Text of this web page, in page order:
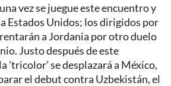
vez se juegue este encuentro y
Estados Unidos; los dirigidos por
a Jordania por otro duelo
Justo después de este
'tricolor' se desplazará a México,
el debut contra Uzbekistán, el